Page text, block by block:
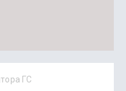
ГС